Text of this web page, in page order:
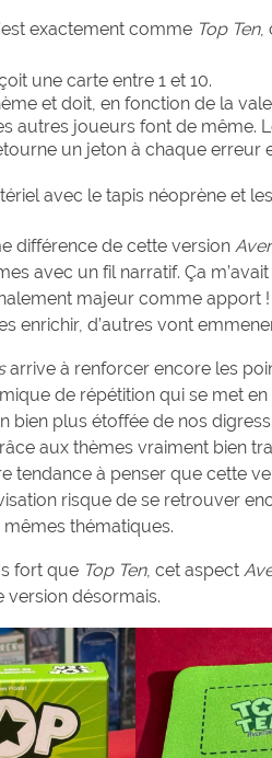
exactement comme Top Ten,
une carte entre 1 et 10.
et doit, en fonction de la
autres joueurs font de même.
un jeton à chaque erreur
avec le tapis néoprène et
différence de cette version
avec un fil narratif. Ça
majeur comme apport
enrichir, d’autres vont
arrive à renforcer encore les
de répétition qui se met
bien plus étoffée de nos
aux thèmes vraiment bien
tendance à penser que cette
risque de se retrouver
thématiques.
fort que Top Ten, cet aspect
version désormais.